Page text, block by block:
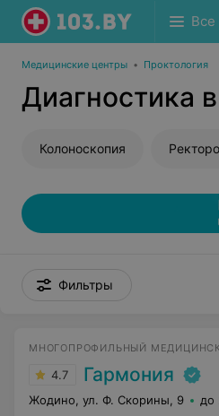
Все
Медицинские центры • Проктология
Диагностика
Колоноскопия
Фильтры
МНОГОПРОФИЛЬНЫЙ
4.7 Гармония
Жодино, ул. Ф. Скорины, 9 до